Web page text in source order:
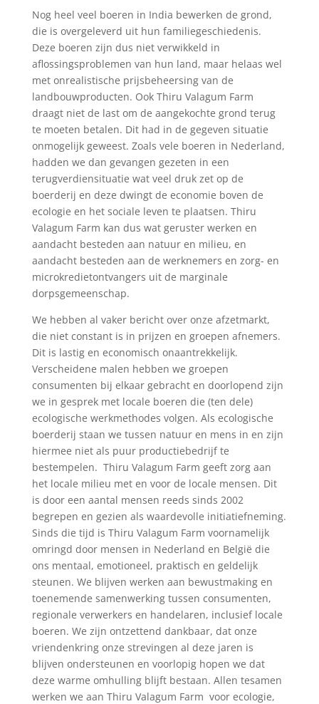
Nog heel veel boeren in India bewerken de grond,
die is overgeleverd uit hun familiegeschiedenis.
Deze boeren zijn dus niet verwikkeld in
aflossingsproblemen van hun land, maar helaas wel
met onrealistische prijsbeheersing van de
landbouwproducten. Ook Thiru Valagum Farm
draagt niet de last om de aangekochte grond terug
te moeten betalen. Dit had in de gegeven situatie
onmogelijk geweest. Zoals vele boeren in Nederland,
hadden we dan gevangen gezeten in een
terugverdiensituatie wat veel druk zet op de
boerderij en deze dwingt de economie boven de
ecologie en het sociale leven te plaatsen. Thiru
Valagum Farm kan dus wat geruster werken en
aandacht besteden aan natuur en milieu, en
aandacht besteden aan de werknemers en zorg- en
microkredietontvangers uit de marginale
dorpsgemeenschap.
We hebben al vaker bericht over onze afzetmarkt,
die niet constant is in prijzen en groepen afnemers.
Dit is lastig en economisch onaantrekkelijk.
Verscheidene malen hebben we groepen
consumenten bij elkaar gebracht en doorlopend zijn
we in gesprek met locale boeren die (ten dele)
ecologische werkmethodes volgen. Als ecologische
boerderij staan we tussen natuur en mens in en zijn
hiermee niet als puur productiebedrijf te
bestempelen. Thiru Valagum Farm geeft zorg aan
het locale milieu met en voor de locale mensen. Dit
is door een aantal mensen reeds sinds 2002
begrepen en gezien als waardevolle initiatiefneming.
Sinds die tijd is Thiru Valagum Farm voornamelijk
omringd door mensen in Nederland en België die
ons mentaal, emotioneel, praktisch en geldelijk
steunen. We blijven werken aan bewustmaking en
toenemende samenwerking tussen consumenten,
regionale verwerkers en handelaren, inclusief locale
boeren. We zijn ontzettend dankbaar, dat onze
vriendenkring onze strevingen al deze jaren is
blijven ondersteunen en voorlopig hopen we dat
deze warme omhulling blijft bestaan. Allen tesamen
werken we aan Thiru Valagum Farm voor ecologie,